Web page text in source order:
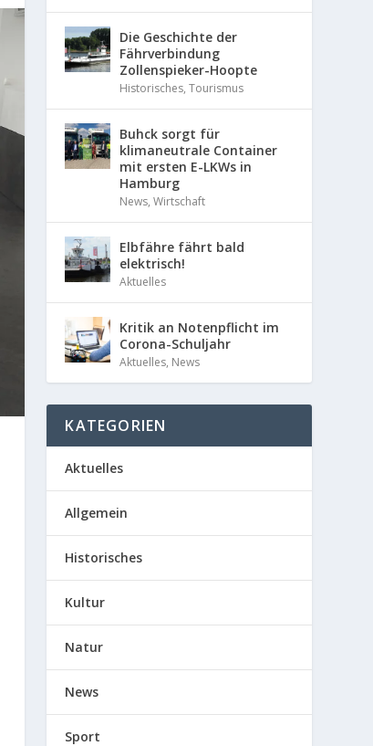
Die Geschichte der
Fährverbindung
Zollenspieker-Hoopte
Historisches,Tourismus
Buhck sorgt für
klimaneutrale Container
mit ersten E-LKWs in
Hamburg
News,Wirtschaft
Elbfähre fährt bald
elektrisch!
Aktuelles
Kritik an Notenpflicht im
Corona-Schuljahr
Aktuelles, News
KATEGORIEN
Aktuelles
Allgemein
Historisches
Kultur
Natur
News
Sport